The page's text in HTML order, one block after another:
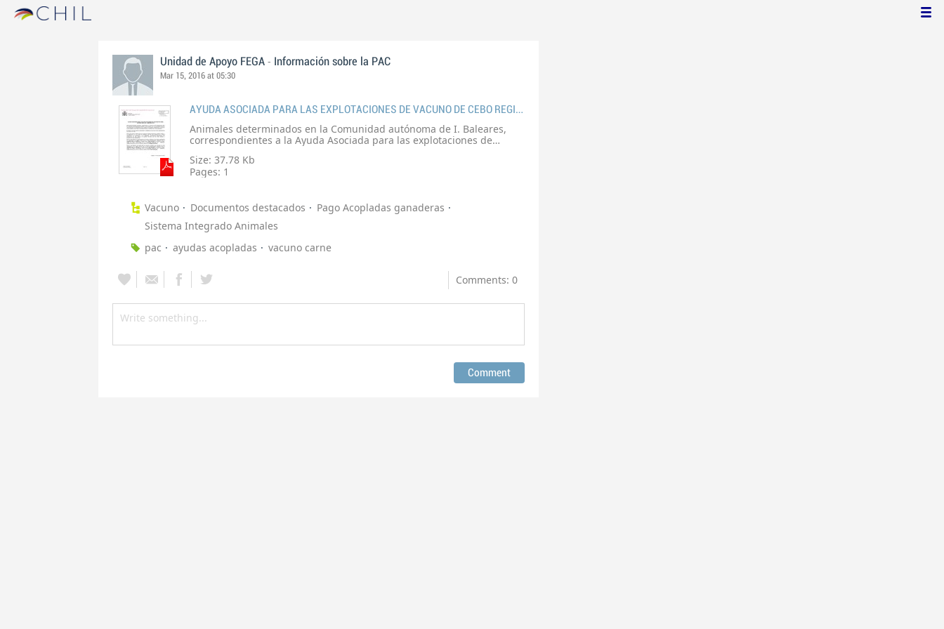
Unidad de Apoyo FEGA - Información sobre la PAC
Mar 15, 2016 at 05:30
AYUDA ASOCIADA PARA LAS EXPLOTACIONES DE VACUNO DE CEBO REGIÓN ESPAÑA INSULAR. IMPORTE UNITARIO CAMPAÑA 2015
Animales determinados en la Comunidad autónoma de I. Baleares,
correspondientes a la Ayuda Asociada para las explotaciones de
han determinado los importes unitarios para la campaña 2015.
Size: 37.78 Kb
Pages: 1
Vacuno Documentos destacados
Pago Acopladas ganaderas
Sistema Integrado Animales
pac
ayudas acopladas vacuno carne
Comments: 0